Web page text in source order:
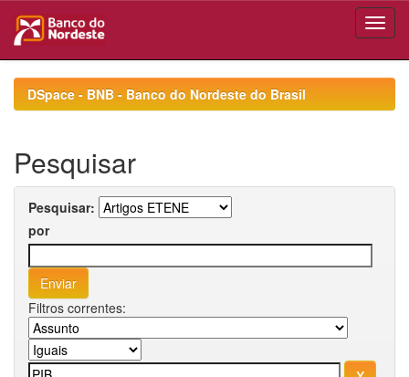
navigationDSpace - BNB - Banco do Nordeste do Brasil
Pesquisar
Pesquisar:
por
Filtros correntes: